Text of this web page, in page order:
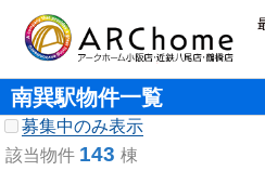
南巽駅物件一覧
募集中のみ表示
該当物件 143 棟